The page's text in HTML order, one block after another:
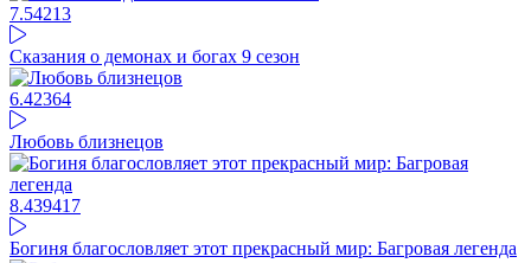
7.54213
Сказания о демонах и богах 9 сезон
6.42364
Любовь близнецов
8.439417
Богиня благословляет этот прекрасный мир: Багровая легенда